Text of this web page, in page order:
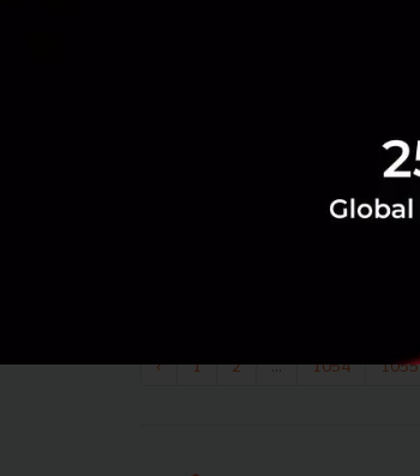
‹ 1 2 ... 1054 1055